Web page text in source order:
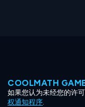
COOLMATH
如果您认为未经您的许
权通知程序.